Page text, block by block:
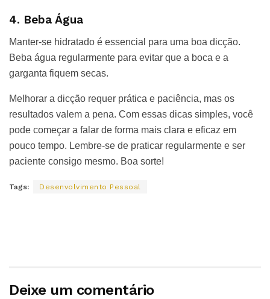
4. Beba Água
Manter-se hidratado é essencial para uma boa dicção.
Beba água regularmente para evitar que a boca e a
garganta fiquem secas.
Melhorar a dicção requer prática e paciência, mas os
resultados valem a pena. Com essas dicas simples, você
pode começar a falar de forma mais clara e eficaz em
pouco tempo. Lembre-se de praticar regularmente e ser
paciente consigo mesmo. Boa sorte!
Tags: Desenvolvimento Pessoal
Deixe um comentário